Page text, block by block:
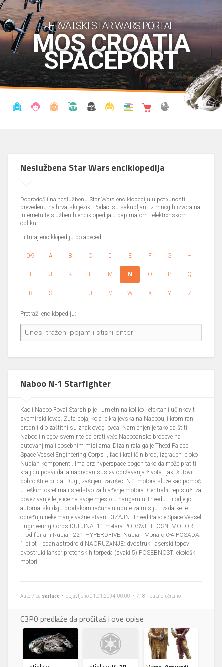
HRVATSKI STAR WARS PORTAL
MOS CROATIA
SPACEPORT
Neslužbena Star Wars enciklopedija
Dobrodošli na neslužbenu Star Wars enciklopediju u potpunosti
prevedenu na hrvatski jezik. Podaci su sakupljani iz mnogih izvora na
Internetu te službenih enciklopedija u papirnatom i elektronskom
obliku.
Filtriraj enciklopediju po abecedi:
0-9 A B C D E F G H
I J K L M N O P Q
R S T U V W X Y Z
Pretraži enciklopediju:
Naboo N-1 Starfighter
Kao i Naboo Royal Starship je i umjetnina koliko i efektan i učinkovit
svemirski lovac. Žuta boja, koja je kraljevska na Naboou, i kromiran
prednji dio zaštitni su znak ovog lovca. Namjenjen je tako da štiti
Naboo i njegov svemir te da prati veće Nabooanske brodove na
putovanjima i posebnim misijama. Dizajnirala ga je Theed Palace
Space Vessel Engineering Corps i, kao i kraljičin brod, izgrađen je oko
Nubian komponenti. Ima brz hyperspace pogon tako da može pratiti
kraljicu posvuda, a napredan sustav održavanja života i jaki štitovi
dobro štite pilota. Dugi, zašiljeni završeci N-1 motora služe kao pomoć
u teškim okretima i sredstvo za hlađenje motora. Centralni rep služi za
povezivanje letjelice na svoje mjesto u hangaru u Theedu. Ti odjeljci
automatski daju brodskom računalu upute za misiju i zadatke te
određuju neke manje važne stvari. DIZAJN: Theed Palace Space Vessel
Engineering Corps DULJINA: 11 metara PODSVJETLOSNI MOTORI:
modificirani Nubian 221 HYPERDRIVE: Nubian Monarc C-4 POSADA:
1 pilot i jedan astrodroid NAORUŽANJE: dvostruki laserski topovi i
dvostruki lanser protonskih torpeda (svaki 5) POSEBNOST: ekološki
motori
Autor/ica sarlacc • objavljeno 01.01.2004, 00:00 • 7181 puta pročitano
C3P0 predlaže da pročitaš i ove opise